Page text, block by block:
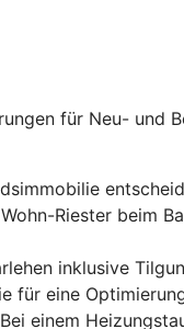
für Neu- und
Riester beim
inklusive
für eine
Bei einem